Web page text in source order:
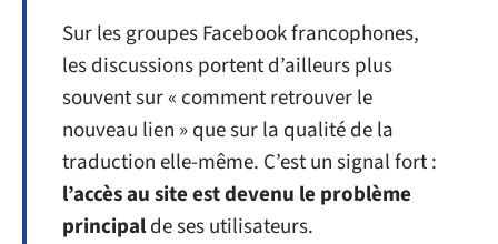
Sur les groupes Facebook francophones,
les discussions portent d’ailleurs plus
souvent sur « comment retrouver le
nouveau lien » que sur la qualité de la
traduction elle-même. C’est un signal fort :
l’accès au site est devenu le problème
principalde ses utilisateurs.